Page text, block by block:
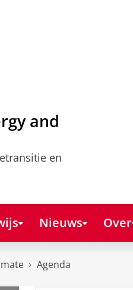
and
en
Nieuws Over
Agenda